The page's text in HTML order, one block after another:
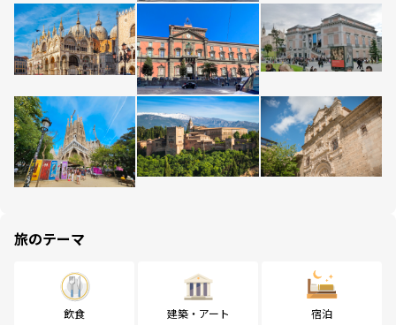
旅のテーマ
飲食 建築・アート 宿泊